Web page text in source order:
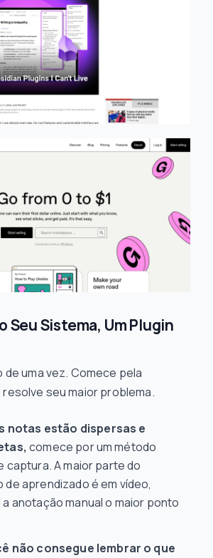
Seu Sistema, Um Plugin
de uma vez. Comece pela
seu maior problema.
notas estão dispersas e
comece por um método
captura. A maior parte do
de aprendizado é em vídeo,
anotação manual o maior ponto
não consegue lembrar o que